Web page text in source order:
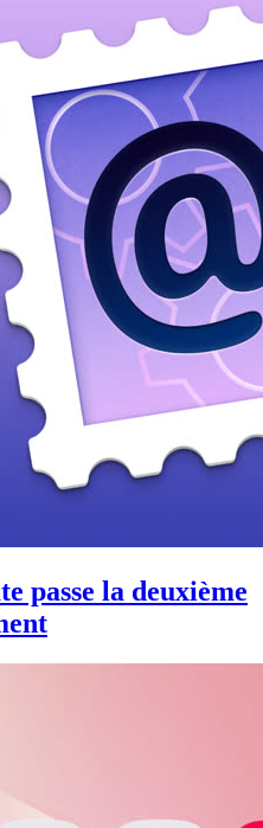
passe la deuxième